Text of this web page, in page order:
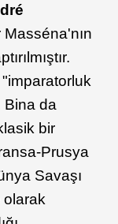
Bina da
bir
Prusya
Savaşı
olarak